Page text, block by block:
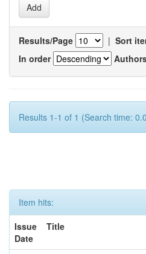
Results/Page | Sort
In order
Results 1-1 of 1 (Search time:
Item hits:
Issue
Date
Title